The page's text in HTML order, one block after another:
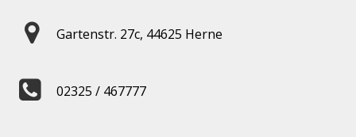
Gartenstr. 27c, 44625 Herne
02325 / 467777